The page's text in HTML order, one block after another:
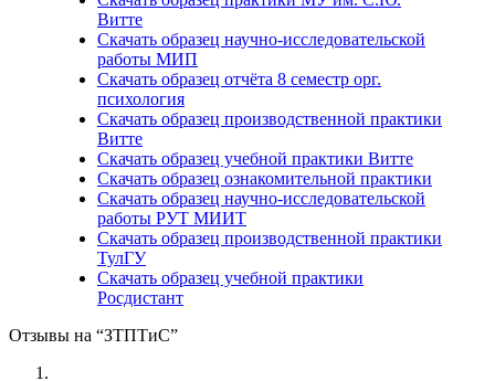
Витте
Скачать образец научно-исследовательской
работы МИП
Скачать образец отчёта 8 семестр орг.
психология
Скачать образец производственной практики
Витте
Скачать образец учебной практики Витте
Скачать образец ознакомительной практики
Скачать образец научно-исследовательской
работы РУТ МИИТ
Скачать образец производственной практики
ТулГУ
Скачать образец учебной практики
Росдистант
Отзывы на “ЗТПТиС”